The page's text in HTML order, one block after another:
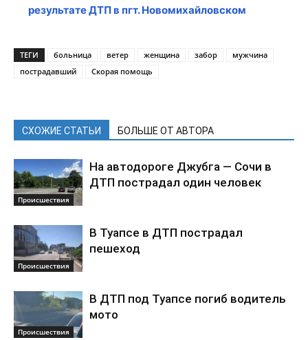
результате ДТП в пгт. Новомихайловском
ТЕГИ больница ветер женщина забор
мужчина
пострадавший
Скорая помощь
СХОЖИЕ СТАТЬИ БОЛЬШЕ ОТ АВТОРА
Происшествия
На автодороге Джубга — Сочи в
ДТП пострадал один человек
Происшествия
В Туапсе в ДТП пострадал
пешеход
Происшествия
В ДТП под Туапсе погиб водитель
мото